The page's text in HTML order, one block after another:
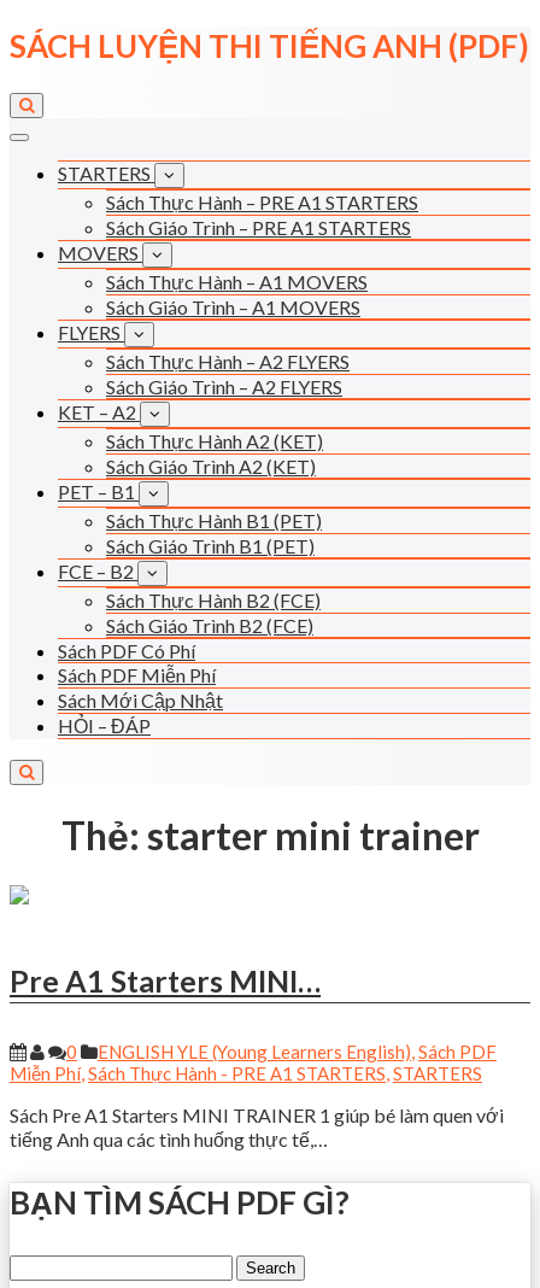
Skip
to
SÁCH LUYỆN THI TIẾNG ANH (PDF)
STARTERS
Sách Thực Hành – PRE A1 STARTERS
Sách Giáo Trình – PRE A1 STARTERS
MOVERS
Sách Thực Hành – A1 MOVERS
Sách Giáo Trình – A1 MOVERS
FLYERS
Sách Thực Hành – A2 FLYERS
Sách Giáo Trình – A2 FLYERS
KET – A2
Sách Thực Hành A2 (KET)
Sách Giáo Trình A2 (KET)
PET – B1
Sách Thực Hành B1 (PET)
Sách Giáo Trình B1 (PET)
FCE – B2
Sách Thực Hành B2 (FCE)
Sách Giáo Trình B2 (FCE)
Sách PDF Có Phí
Sách PDF Miễn Phí
Sách Mới Cập Nhật
HỎI – ĐÁP
Thẻ: starter mini trainer
Pre A1 Starters MINI…
0 ENGLISH YLE (Young Learners English),Sách PDF
Miễn Phí,Sách Thực Hành - PRE A1 STARTERS,STARTERS
Sách Pre A1 Starters MINI TRAINER 1 giúp bé làm quen với
tiếng Anh qua các tình huống thực tế,…
BẠN TÌM SÁCH PDF GÌ?